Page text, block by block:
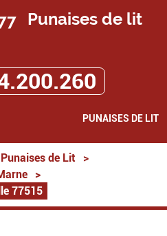
Punaises de lit
PUNAISES DE LIT
Punaises de Lit
>
>
77515